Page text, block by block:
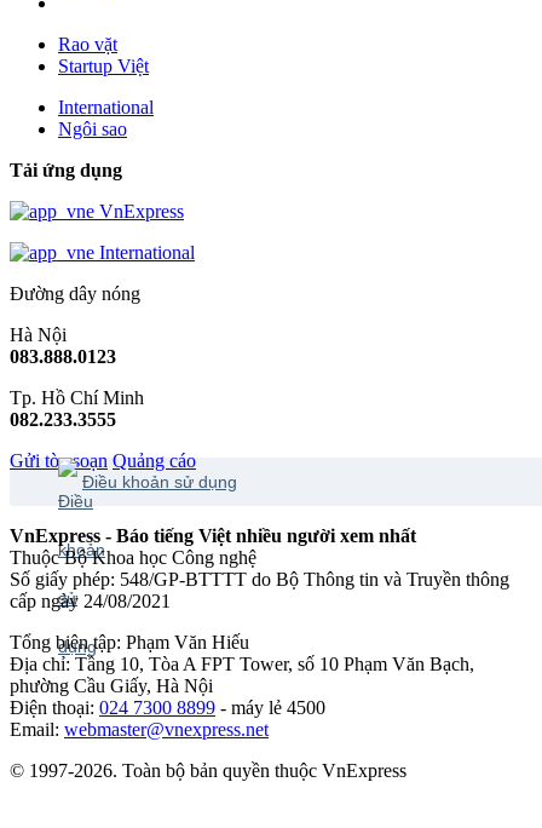
Rao vặt
Startup Việt
International
Ngôi sao
Tải ứng dụng
VnExpress
International
Đường dây nóng
Hà Nội
083.888.0123
Tp. Hồ Chí Minh
082.233.3555
Gửi tòa soạn Quảng cáo
Điều khoản sử dụng
VnExpress - Báo tiếng Việt nhiều người xem nhất
Thuộc Bộ Khoa học Công nghệ
Số giấy phép: 548/GP-BTTTT do Bộ Thông tin và Truyền thông
cấp ngày 24/08/2021
Tổng biên tập: Phạm Văn Hiếu
Địa chỉ: Tầng 10, Tòa A FPT Tower, số 10 Phạm Văn Bạch,
phường Cầu Giấy, Hà Nội
Điện thoại: 024 7300 8899 - máy lẻ 4500
Email: webmaster@vnexpress.net
© 1997-2026. Toàn bộ bản quyền thuộc VnExpress